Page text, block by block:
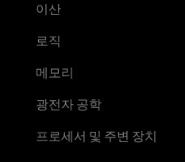
이산
로직
메모리
광전자 공학
프로세서 및 주변 장치